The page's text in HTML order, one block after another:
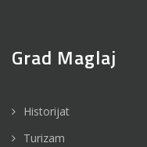
Grad Maglaj
Historijat
Turizam